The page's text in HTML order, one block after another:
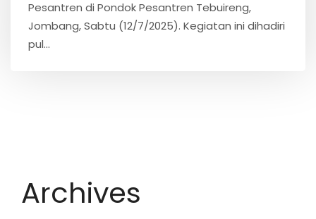
Pesantren di Pondok Pesantren Tebuireng,
Jombang, Sabtu (12/7/2025). Kegiatan ini dihadiri
pul...
Archives